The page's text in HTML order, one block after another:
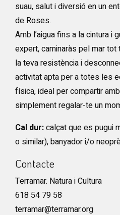
suau, salut i diversió en un
de Roses.
Amb l’aigua fins a la cintura i
expert, caminaràs pel mar
la teva resistència i
activitat apta per a totes les
física, ideal per compartir
simplement regalar-te un
Cal dur:calçat que es pugui
o similar), banyador i/o
Contacte
Terramar. Natura i Cultura
618 54 79 58
terramar@terramar.org